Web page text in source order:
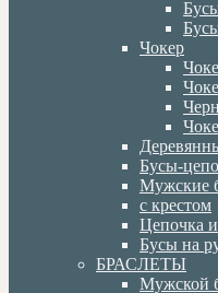
Чокер
Бусы-
Мужские
с крестом
Цепочка
Бусы на
БРАСЛЕТЫ
Мужской